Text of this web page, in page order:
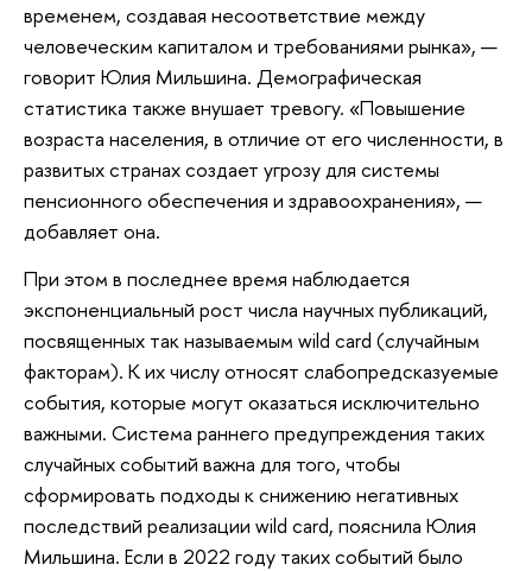
временем, создавая несоответствие между
человеческим капиталом и требованиями рынка», —
говорит Юлия Мильшина. Демографическая
статистика также внушает тревогу. «Повышение
возраста населения, в отличие от его численности, в
развитых странах создает угрозу для системы
пенсионного обеспечения и здравоохранения», —
добавляет она.
При этом в последнее время наблюдается
экспоненциальный рост числа научных публикаций,
посвященных так называемым wild card (случайным
факторам). К их числу относят слабопредсказуемые
события, которые могут оказаться исключительно
важными. Система раннего предупреждения таких
случайных событий важна для того, чтобы
сформировать подходы к снижению негативных
последствий реализации wild card, пояснила Юлия
Мильшина. Если в 2022 году таких событий было